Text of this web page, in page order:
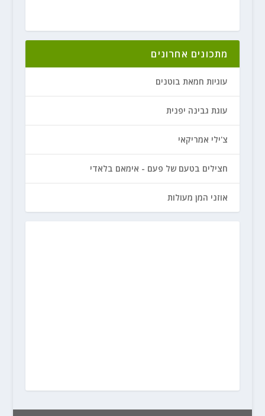
מתכונים אחרונים
עוגיות חמאת בוטנים
עוגת גבינה יפנית
צ'ילי אמריקאי
חצילים בטעם של פעם - אימאם בלאדי
אוזני המן מעולות